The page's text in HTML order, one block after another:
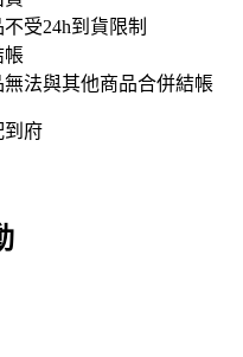
受24h到貨限制
帳
無法與其他商品合併結帳
到府